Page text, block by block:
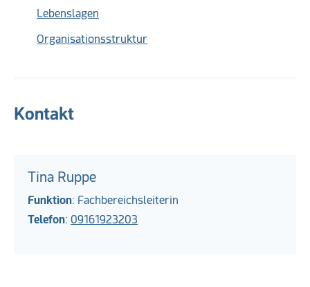
Lebenslagen
Organisationsstruktur
Kontakt
Tina Ruppe
Funktion: Fachbereichsleiterin
Telefon: 09161923203